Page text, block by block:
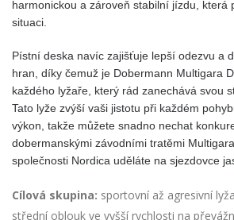
harmonickou a zároveň stabilní jízdu, která
situaci.
Pístní deska navíc zajišťuje lepší odezvu a
hran, díky čemuž je Dobermann Multigara
každého lyžaře, který rád zanechává svou
Tato lyže zvýší vaši jistotu při každém
výkon, takže můžete snadno nechat
dobermanskými závodními tratěmi
společnosti Nordica uděláte na sjezdovce
Cílová skupina: sportovní až agresivní
střední oblouk ve vyšší rychlosti na